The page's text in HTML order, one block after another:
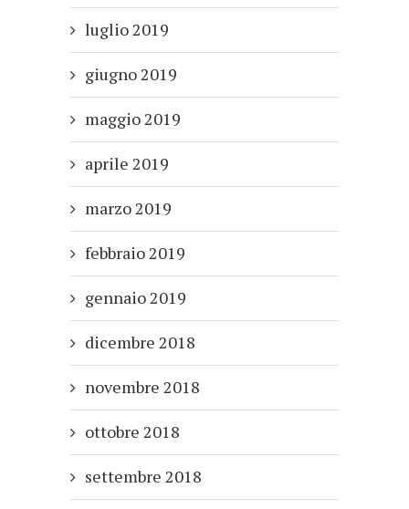
luglio 2019
giugno 2019
maggio 2019
aprile 2019
marzo 2019
febbraio 2019
gennaio 2019
dicembre 2018
novembre 2018
ottobre 2018
settembre 2018